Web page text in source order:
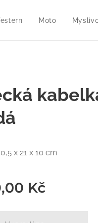
Moto
x 21 x 10 cm
Kč